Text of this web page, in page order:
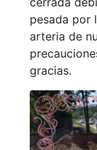
pesada por
arteria de
gracias.